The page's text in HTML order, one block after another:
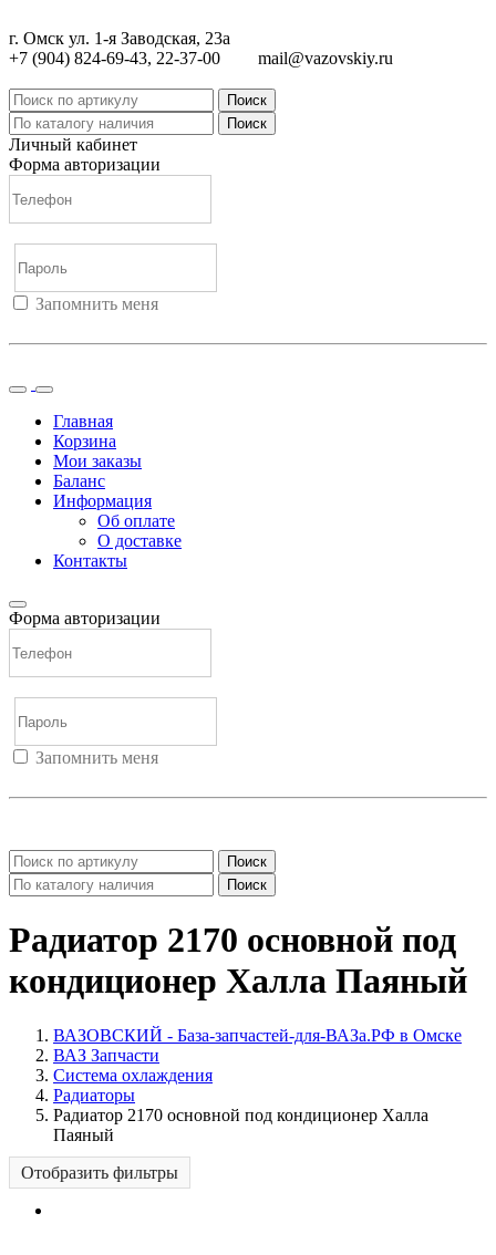
г. Омск ул. 1-я Заводская, 23а
+7 (904) 824-69-43, 22-37-00
mail@vazovskiy.ru
Поиск
Поиск
Личный кабинет
Форма авторизации
Запомнить меня
Главная
Корзина
Мои заказы
Баланс
Информация
Об оплате
О доставке
Контакты
Форма авторизации
Запомнить меня
Поиск
Поиск
Радиатор 2170 основной под
кондиционер Халла Паяный
ВАЗОВСКИЙ - База-запчастей-для-ВАЗа.РФ в Омске
ВАЗ Запчасти
Система охлаждения
Радиаторы
Радиатор 2170 основной под кондиционер Халла
Паяный
Отобразить фильтры